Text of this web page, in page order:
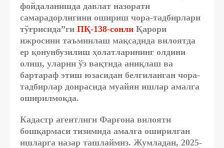
фойдаланишда давлат назорати
самарадорлигини ошириш чора-тадбирлари
тўғрисида”ги ПҚ-138-сонли Қарори
ижросини таъминлаш мақсадида вилоятда
ер қонунбузилиш ҳолатларининг олдини
олиш, уларни ўз вақтида аниқлаш ва
бартараф этиш юзасидан белгиланган чора-
тадбирлар доирасида муайян ишлар амалга
оширилмоқда.
Кадастр агентлиги Фарғона вилояти
бошқармаси тизимида амалга оширилган
ишларга назар ташлаймиз. Жумладан, 2025-